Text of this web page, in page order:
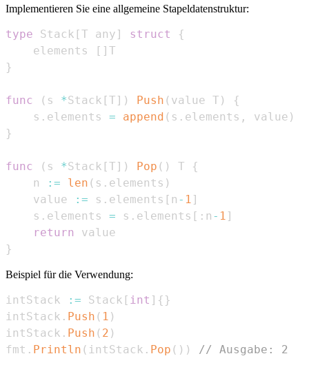
Implementieren Sie eine allgemeine Stapeldatenstruktur:
type Stack [T any ] struct
{
    elements
[ ]
}
func ( s *Stack [T ] ) Push ( value T )
{
    s
. elements = append ( s . elements , value )
}
func ( s *Stack [T ] ) Pop ( ) T
{
    n
:= len ( s . elements )
    value
:= s . elements [ n - 1 ]
    s
. elements = s . elements [ : n - 1 ]
return
}
Beispiel für die Verwendung:
intStack := Stack [ int ] { }
intStack . Push ( 1 )
intStack . Push ( 2 )
fmt . Println ( intStack . Pop ( ) ) // Ausgabe: 2